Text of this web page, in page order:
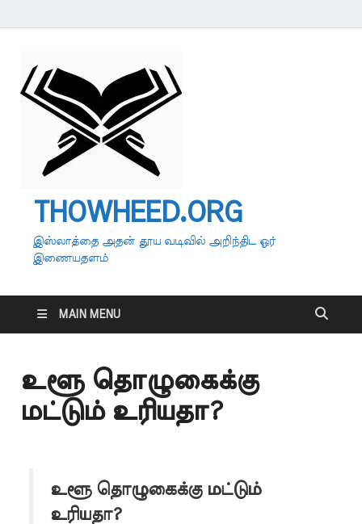
THOWHEED.ORG
இஸ்லாத்தை அதன் தூய வடிவில் அறிந்திட ஓர்
இணையதளம்
MAIN MENU
உளூ தொழுகைக்கு
மட்டும் உரியதா?
உளூ தொழுகைக்கு மட்டும்
உரியதா?